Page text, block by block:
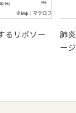
るリポソー
肺
ー